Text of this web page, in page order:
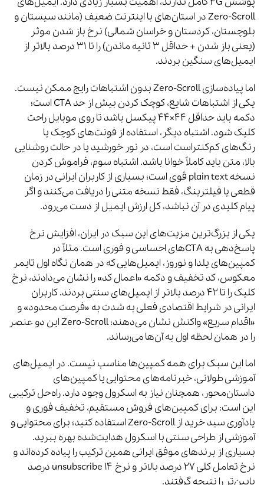
Zero-Scroll در استان‌های با اینترنت ضعیف (مانند سیستان و
بلوچستان، کردستان و خراسان شمالی) نرخ باز شدن موثر
(یعنی باز شدن + حداقل ۳ ثانیه ماندن) را تا ۳۱ درصد بالاتر از
ایمیل‌های سنگین بردند.
اما پیاده‌سازی Zero-Scroll بدون اشتباهات رایج ممکن نیست.
یکی از اشتباهات شایع، کوچک کردن بیش از حد CTA است؛
دکمه باید حداقل ۴۴×۴۴ پیکسل باشد تا روی موبایل راحت
کلیک شود. اشتباه دیگر، استفاده از فونت‌های کوچک یا
رنگ‌های کم‌کنتراست است، در نور خورشید یا در حالت روشنایی
بالا، متن باید کاملاً خوانا باشد. اشتباه سوم، فراموش کردن
نسخه plain text قوی است؛ بسیاری از کاربران ایرانی در زمان
قطعی یا فیلترینگ، فقط نسخه متنی را دریافت می‌کنند و اگر
پیام کلیدی در آن نباشد، کل ارزش ایمیل از دست می‌رود.
یکی از بزرگ‌ترین مزیت‌های این سبک در ایران، افزایش نرخ
پاسخ‌دهی به CTAهای احساسی و فوری است. مثلاً در
کمپین‌های یلدا و نوروز، ایمیل‌هایی که در همان نگاه اول تایمر
معکوس، کد تخفیف و دکمه «اعمال کد» را نشان می‌دادند، نرخ
کلیک را تا ۴۲ درصد بالاتر از ایمیل‌های سنتی بردند. کاربران
ایرانی در شرایط اقتصادی فعلی به شدت به «فرصت محدود» و
«اقدام سریع» واکنش نشان می‌دهند؛ Zero-Scroll این دو عنصر
را در همان لحظه اول به آن‌ها می‌رساند.
اما این سبک برای همه کمپین‌ها مناسب نیست. در ایمیل‌های
آموزشی طولانی، خبرنامه‌های محتوایی یا کمپین‌های
داستان‌محور، همچنان نیاز به اسکرول وجود دارد. راه‌حل ترکیبی
این است: برای کمپین‌های فروش مستقیم، تخفیف فوری و
یادآوری سبد خرید از Zero-Scroll استفاده کنید؛ برای محتوایی و
آموزشی از طراحی سنتی با اسکرول هدایت‌شده بهره ببرید.
بسیاری از برندهای موفق ایرانی همین ترکیب را پیاده کرده‌اند و
نرخ تعامل کلی ۲۷ درصد بالاتر و نرخ unsubscribe ۱۴ درصد
پایین‌تر را نتیجه گرفتند.